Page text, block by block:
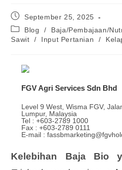
September 25, 2025
Blog
/ Baja/Pembajaan/
Sawit
/ Input Pertanian /
FGV Agri Services Sdn Bhd
Level 9 West, Wisma FGV,
Lumpur, Malaysia
Tel : +603-2789 1000
Fax : +603-2789 0111
E-mail :
Kelebihan Baja Bio